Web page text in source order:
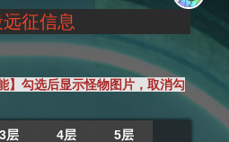
征信息
】勾选后显示怪物图片，取消勾
3层 4层
5层